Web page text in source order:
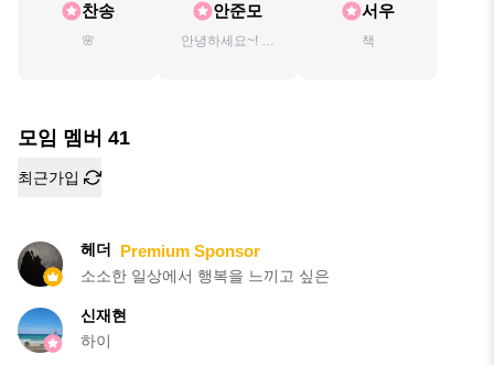
찬송
🌸
안준모
안녕하세요~! 전
서우
책
모임 멤버 41
최근가입
헤더 Premium Sponsor
소소한 일상에서 행복을 느끼고 싶은
신재현
하이